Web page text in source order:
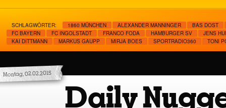
SCHLAGWÖRTER: 1860 MÜNCHEN ALEXANDER MANNINGER
BAS DOST
FC BAYERN
FC INGOLSTADT FRANCO FODA HAMBURGER SV
JENS
KAI DITTMANN
MARKUS GAUPP MIRJA BOES SPORTRADIO360 TONI
Montag, 02.02.2015
Daily